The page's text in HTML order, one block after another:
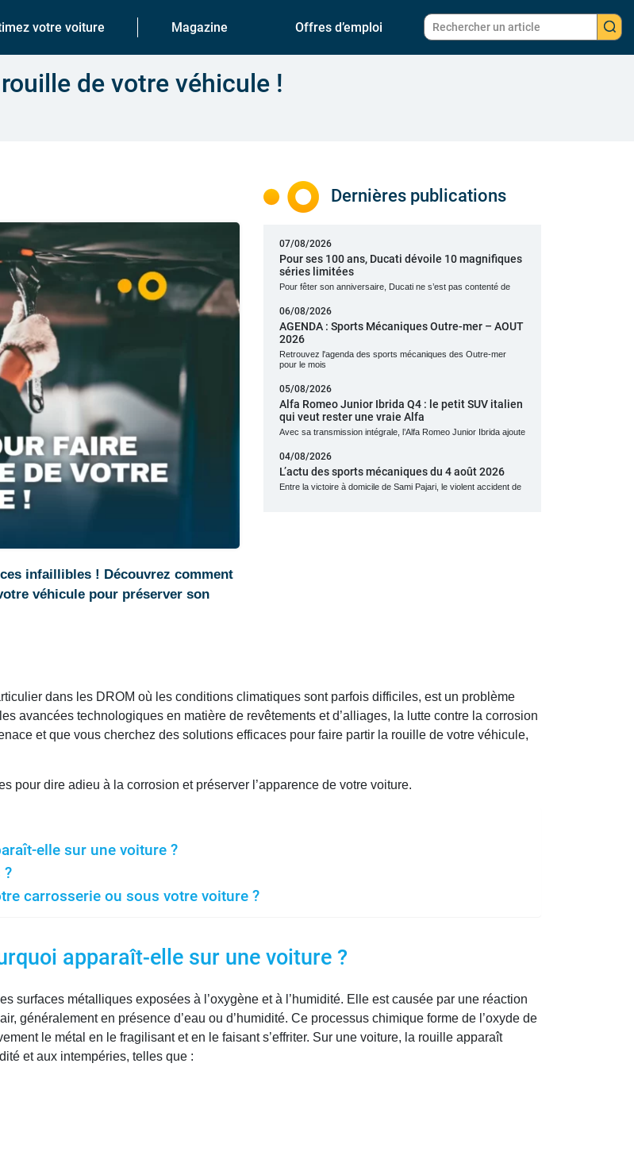
votre voiture Magazine Offres d’emploi
de votre véhicule !
infaillibles ! Découvrez comment
véhicule pour préserver son
Dernières publications
07/08/2026
Pour ses 100 ans, Ducati dévoile 10 magnifiques
séries limitées
Pour fêter son anniversaire, Ducati ne s’est pas contenté de
06/08/2026
AGENDA : Sports Mécaniques Outre-mer – AOUT
2026
Retrouvez l'agenda des sports mécaniques des Outre-mer
pour le mois
05/08/2026
Alfa Romeo Junior Ibrida Q4 : le petit SUV italien
qui veut rester une vraie Alfa
Avec sa transmission intégrale, l’Alfa Romeo Junior Ibrida ajoute
04/08/2026
L’actu des sports mécaniques du 4 août 2026
Entre la victoire à domicile de Sami Pajari, le violent accident de
dans les DROM où les conditions climatiques sont parfois difficiles, est un problème
avancées technologiques en matière de revêtements et d’alliages, la lutte contre la corrosion
et que vous cherchez des solutions efficaces pour faire partir la rouille de votre véhicule,
pour dire adieu à la corrosion et préserver l’apparence de votre voiture.
elle sur une voiture ?
?
carrosserie ou sous votre voiture ?
apparaît-elle sur une voiture ?
surfaces métalliques exposées à l’oxygène et à l’humidité. Elle est causée par une réaction
généralement en présence d’eau ou d’humidité. Ce processus chimique forme de l’oxyde de
le métal en le fragilisant et en le faisant s’effriter. Sur une voiture, la rouille apparaît
et aux intempéries, telles que :